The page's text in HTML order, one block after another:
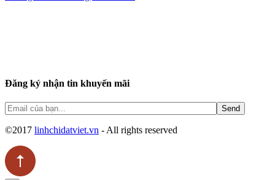
Đăng ký nhận tin khuyến mãi
©2017 linhchidatviet.vn - All rights reserved